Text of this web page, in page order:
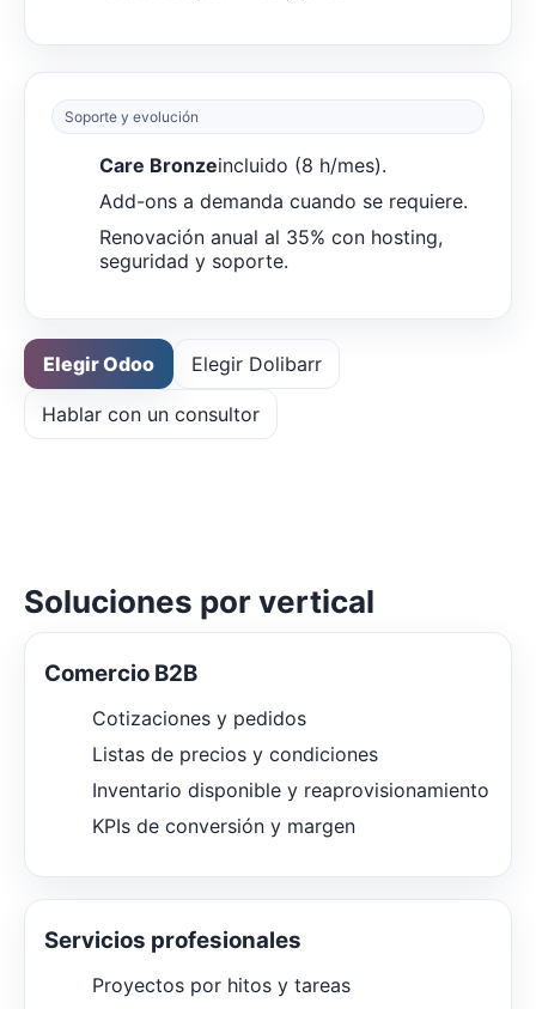
Soporte y evolución
Care Bronzeincluido (8 h/mes).
Add-ons a demanda cuando se requiere.
Renovación anual al 35% con hosting,
seguridad y soporte.
Elegir Odoo Elegir Dolibarr
Hablar con un consultor
Soluciones por vertical
Comercio B2B
Cotizaciones y pedidos
Listas de precios y condiciones
Inventario disponible y reaprovisionamiento
KPIs de conversión y margen
Servicios profesionales
Proyectos por hitos y tareas